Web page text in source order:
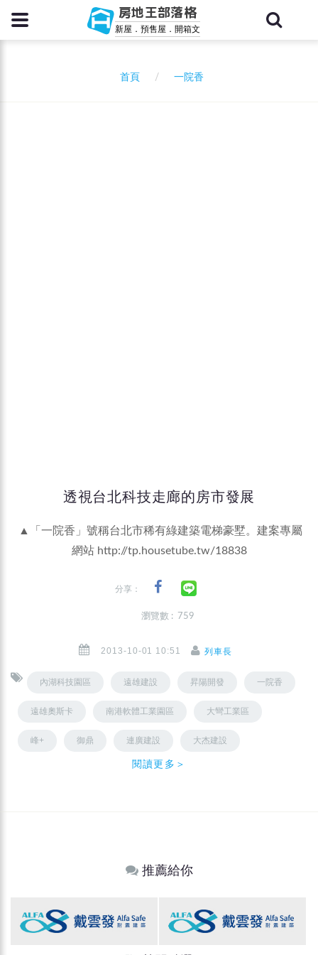
房地王部落格
新屋．預售屋．開箱文
首頁 一院香
透視台北科技走廊的房市發展
▲「一院香」號稱台北市稀有綠建築電梯豪墅。建案專屬
網站 http://tp.housetube.tw/18838
分享：
瀏覽數 : 759
2013-10-01 10:51 列車長
內湖科技園區 遠雄建設 昇陽開發 一院香
遠雄奧斯卡 南港軟體工業園區 大彎工業區
峰+ 御鼎 連廣建設 大杰建設
閱讀更多＞
推薦給你